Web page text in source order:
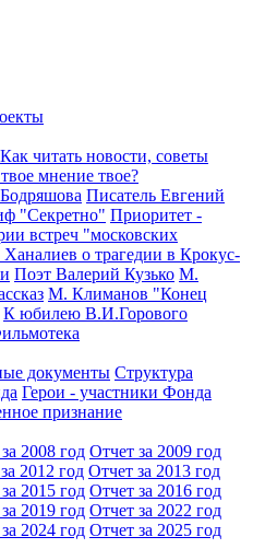
Как читать новости, советы
мнение твое?
Писатель Евгений
"Секретно" Приоритет -
встреч "московских
о трагедии в Крокус-
Поэт Валерий Кузько М.
М. Климанов "Конец
К юбилею В.И.Горового
документы Структура
Герои - участники Фонда
признание
2008 год Отчет за 2009 год
2012 год Отчет за 2013 год
2015 год Отчет за 2016 год
2019 год Отчет за 2022 год
2024 год Отчет за 2025 год